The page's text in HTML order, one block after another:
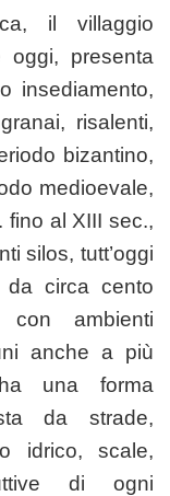
il villaggio
presenta
insediamento,
risalenti,
bizantino,
medioevale,
fino al XIII sec.,
silos, tutt’oggi
circa cento
ambienti
anche a più
una forma
da strade,
idrico, scale,
di ogni